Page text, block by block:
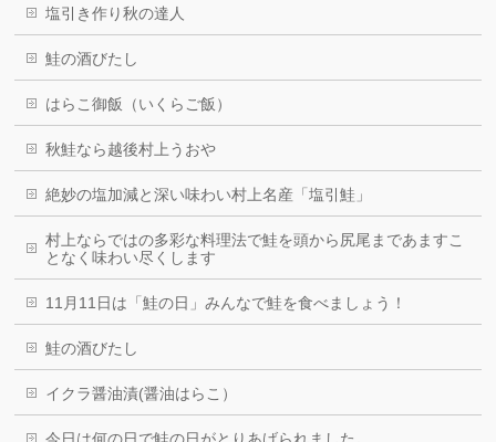
塩引き作り秋の達人
鮭の酒びたし
はらこ御飯（いくらご飯）
秋鮭なら越後村上うおや
絶妙の塩加減と深い味わい村上名産「塩引鮭」
村上ならではの多彩な料理法で鮭を頭から尻尾まであますこ
となく味わい尽くします
11月11日は「鮭の日」みんなで鮭を食べましょう！
鮭の酒びたし
イクラ醤油漬(醤油はらこ）